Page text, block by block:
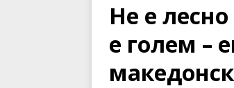
Не е
е голем –